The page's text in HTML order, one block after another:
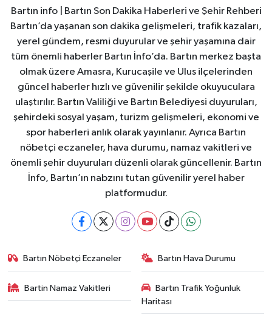
Bartın info | Bartın Son Dakika Haberleri ve Şehir Rehberi
Bartın’da yaşanan son dakika gelişmeleri, trafik kazaları,
yerel gündem, resmi duyurular ve şehir yaşamına dair
tüm önemli haberler Bartın İnfo’da. Bartın merkez başta
olmak üzere Amasra, Kurucaşile ve Ulus ilçelerinden
güncel haberler hızlı ve güvenilir şekilde okuyuculara
ulaştırılır. Bartın Valiliği ve Bartın Belediyesi duyuruları,
şehirdeki sosyal yaşam, turizm gelişmeleri, ekonomi ve
spor haberleri anlık olarak yayınlanır. Ayrıca Bartın
nöbetçi eczaneler, hava durumu, namaz vakitleri ve
önemli şehir duyuruları düzenli olarak güncellenir. Bartın
İnfo, Bartın’ın nabzını tutan güvenilir yerel haber
platformudur.
Bartın Nöbetçi Eczaneler Bartın Hava Durumu
Bartin Namaz Vakitleri
Bartın Trafik Yoğunluk
Haritası